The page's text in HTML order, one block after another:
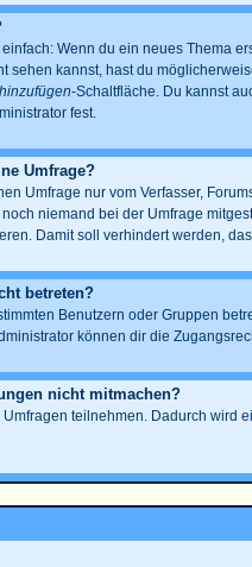
Wenn du ein neues Thema
sehen kannst, hast du
-Schaltfläche. Du kannst
fest.
Umfrage?
Umfrage nur vom Verfasser,
niemand bei der Umfrage
Damit soll verhindert werden,
betreten?
Benutzern oder Gruppen
können dir die
nicht mitmachen?
teilnehmen. Dadurch wird